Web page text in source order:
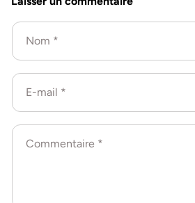
Nom *
E-mail *
Commentaire *